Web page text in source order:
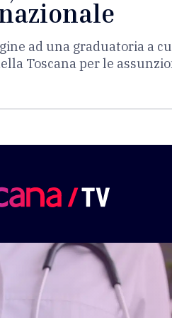
ad una graduatoria a
Toscana per le